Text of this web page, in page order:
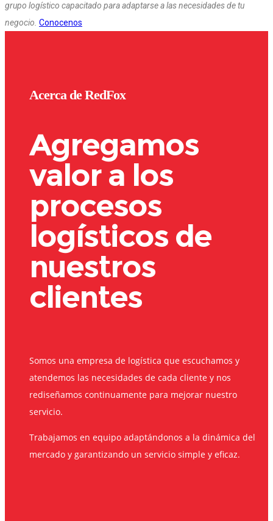
grupo logístico capacitado para adaptarse a las necesidades de tu
negocio. Conocenos
Acerca de RedFox
Agregamos
valor a los
procesos
logísticos de
nuestros
clientes
Somos una empresa de logística que escuchamos y
atendemos las necesidades de cada cliente y nos
rediseñamos continuamente para mejorar nuestro
servicio.
Trabajamos en equipo adaptándonos a la dinámica del
mercado y garantizando un servicio simple y eficaz.